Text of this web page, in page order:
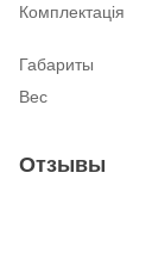
Комплектація
Габариты
Вес
Отзывы